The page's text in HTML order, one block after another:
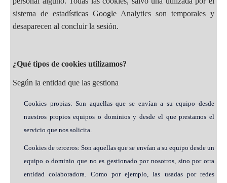
sistema de estadísticas Google Analytics son temporales y
desaparecen al concluir la sesión.
¿Qué tipos de cookies utilizamos?
Según la entidad que las gestiona
Cookies propias: Son aquellas que se envían a su equipo desde
nuestros propios equipos o dominios y desde el que prestamos el
servicio que nos solicita.
Cookies de terceros: Son aquellas que se envían a su equipo desde un
equipo o dominio que no es gestionado por nosotros, sino por otra
entidad colaboradora. Como por ejemplo, las usadas por redes